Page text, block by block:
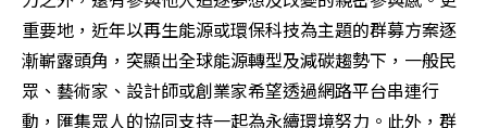
重要地，近年以再生能源或環保科技為主題的群募方案逐
漸嶄露頭角，突顯出全球能源轉型及減碳趨勢下，一般民
眾、藝術家、設計師或創業家希望透過網路平台串連行
動，匯集眾人的協同支持一起為永續環境努力。此外，群